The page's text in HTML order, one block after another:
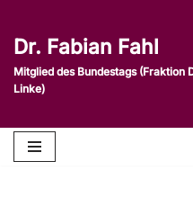
Zum
Inhalt
springen
Dr. Fabian Fahl
Mitglied des Bundestags (Fraktion
Linke)